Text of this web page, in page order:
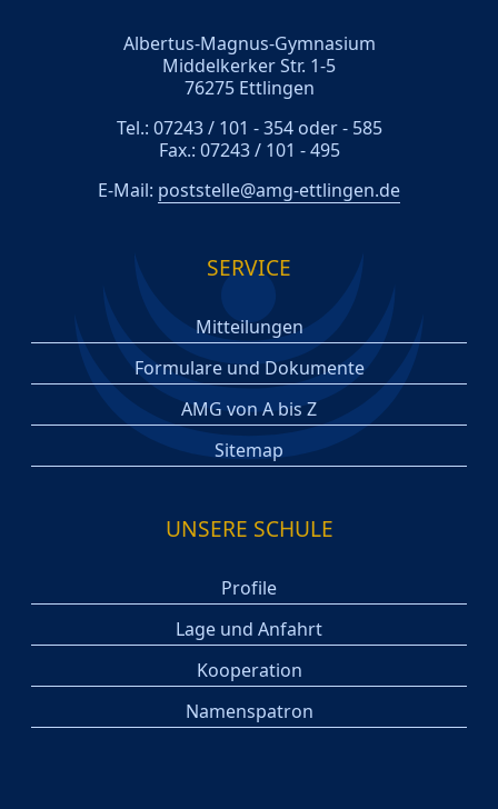
Albertus-Magnus-Gymnasium
Middelkerker Str. 1-5
76275 Ettlingen
Tel.: 07243 / 101 - 354 oder - 585
Fax.: 07243 / 101 - 495
E-Mail: poststelle@amg-ettlingen.de
SERVICE
Mitteilungen
Formulare und Dokumente
AMG von A bis Z
Sitemap
UNSERE SCHULE
Profile
Lage und Anfahrt
Kooperation
Namenspatron